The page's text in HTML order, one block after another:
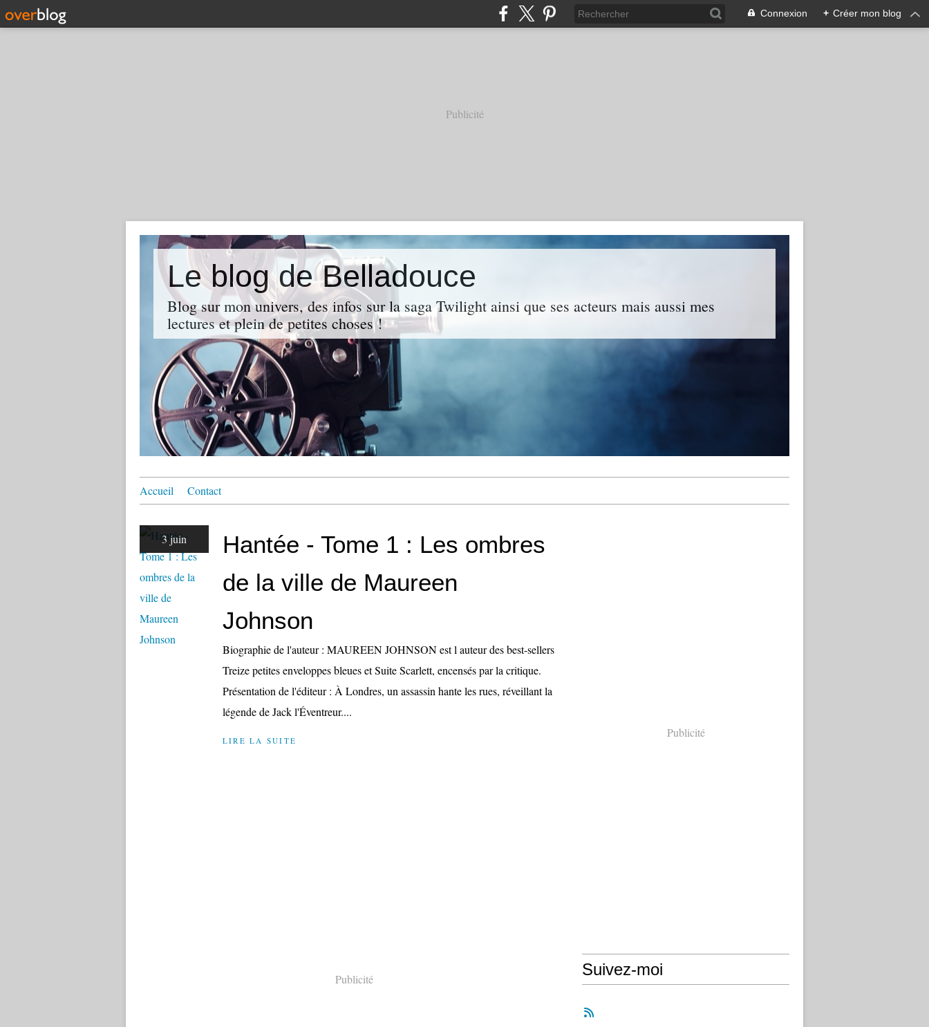
Connexion + Créer mon blog
Publicité
Le blog de Belladouce
Blog sur mon univers, des infos sur la saga Twilight ainsi que ses acteurs mais aussi mes
lectures et plein de petites choses !
Accueil Contact
3 juin
Hantée - Tome 1 : Les ombres
de la ville de Maureen
Johnson
Biographie de l'auteur : MAUREEN JOHNSON est l auteur des best-sellers
Treize petites enveloppes bleues et Suite Scarlett, encensés par la critique.
Présentation de l'éditeur : À Londres, un assassin hante les rues, réveillant la
légende de Jack l'Éventreur....
LIRE LA SUITE
Publicité
Publicité
Suivez-moi